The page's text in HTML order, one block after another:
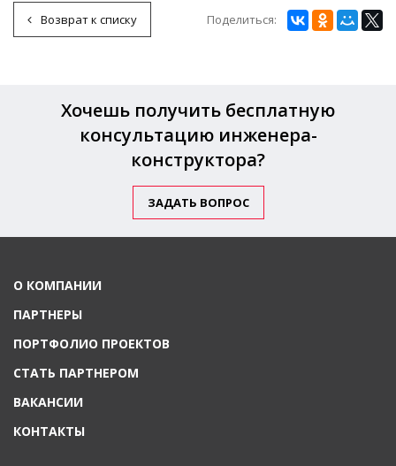
Возврат к списку Поделиться:
Хочешь получить бесплатную
консультацию инженера-
конструктора?
ЗАДАТЬ ВОПРОС
О КОМПАНИИ
ПАРТНЕРЫ
ПОРТФОЛИО ПРОЕКТОВ
СТАТЬ ПАРТНЕРОМ
ВАКАНСИИ
КОНТАКТЫ